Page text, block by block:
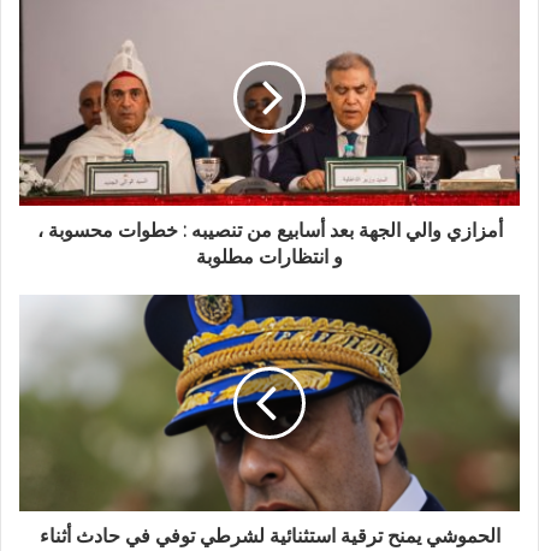
ك
ت
ر
أمزازي والي الجهة بعد أسابيع من تنصيبه : خطوات محسوبة ،
و انتظارات مطلوبة
الحموشي يمنح ترقية استثنائية لشرطي توفي في حادث أثناء